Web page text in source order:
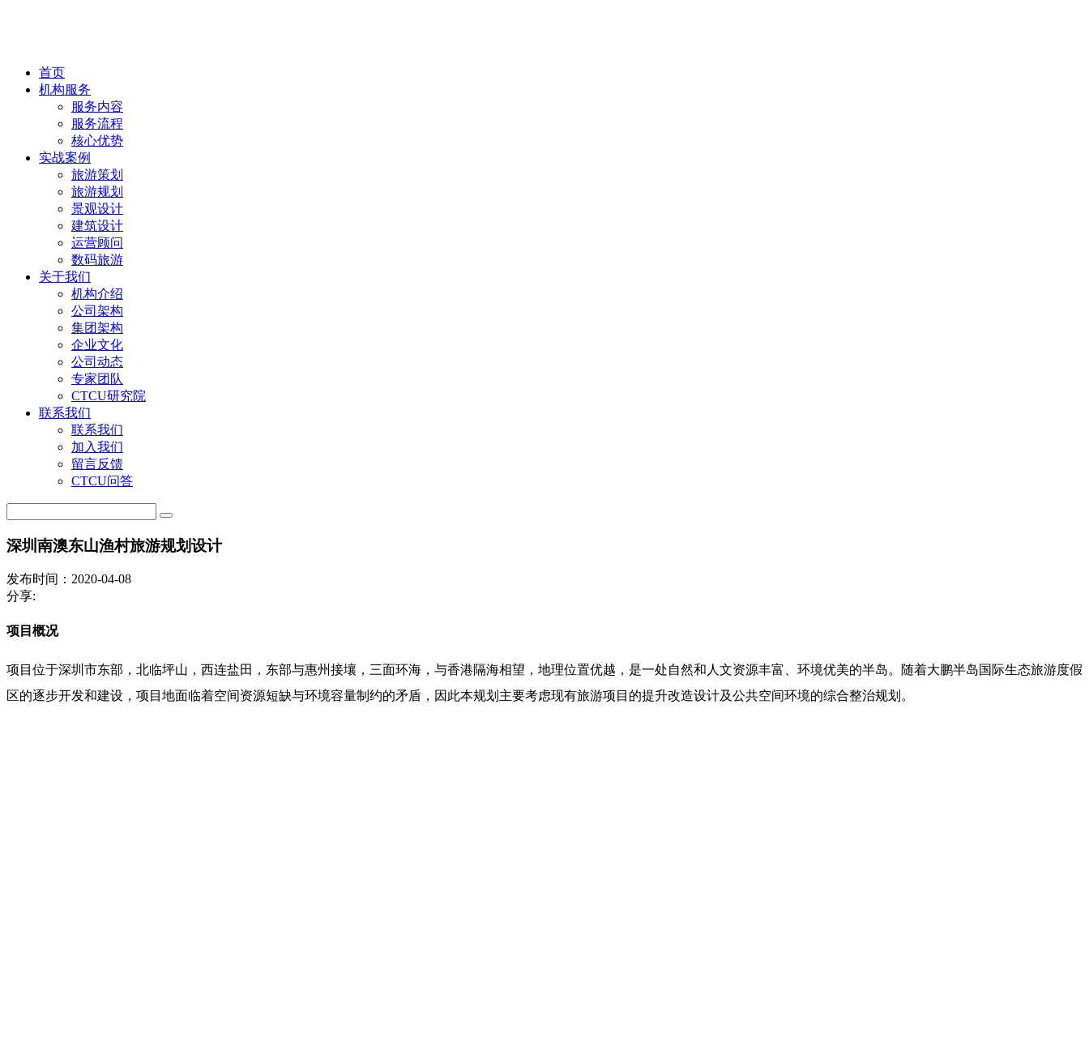
首页
机构服务
服务内容
服务流程
核心优势
实战案例
旅游策划
旅游规划
景观设计
建筑设计
运营顾问
数码旅游
关于我们
机构介绍
公司架构
集团架构
企业文化
公司动态
专家团队
CTCU研究院
联系我们
联系我们
加入我们
留言反馈
CTCU问答
深圳南澳东山渔村旅游规划设计
发布时间：2020-04-08
分享:
项目概况
项目位于深圳市东部，北临坪山，西连盐田，东部与惠州接壤，三面环海，与香港隔海相望，地理位置优越，是一处自然和人文资源丰富、环境优美的半岛。随着大鹏半岛国际生态旅游度假
区的逐步开发和建设，项目地面临着空间资源短缺与环境容量制约的矛盾，因此本规划主要考虑现有旅游项目的提升改造设计及公共空间环境的综合整治规划。